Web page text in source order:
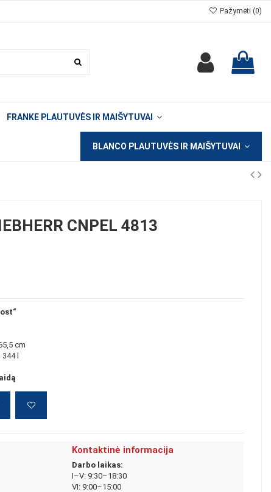
Pažymėti (0)
FRANKE PLAUTUVĖS IR MAIŠYTUVAI
BLANCO PLAUTUVĖS IR MAIŠYTUVAI
CNPEL 4813
cm
344 l
Kontaktinė informacija
Darbo laikas:
I–V: 9:30–18:30
VI: 9:00–15:00